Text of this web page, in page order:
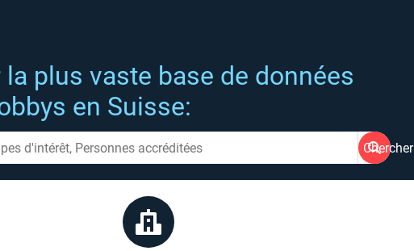
la plus vaste base de données
en Suisse:
Chercher